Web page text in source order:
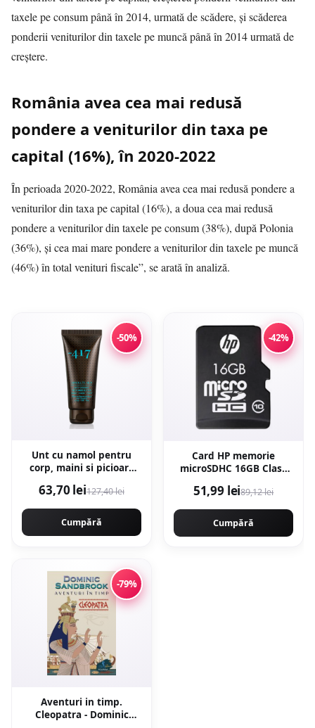
taxele pe consum până în 2014, urmată de scădere, şi scăderea
ponderii veniturilor din taxele pe muncă până în 2014 urmată de
creştere.
România avea cea mai redusă
pondere a veniturilor din taxa pe
capital (16%), în 2020-2022
În perioada 2020-2022, România avea cea mai redusă pondere a
veniturilor din taxa pe capital (16%), a doua cea mai redusă
pondere a veniturilor din taxele pe consum (38%), după Polonia
(36%), şi cea mai mare pondere a veniturilor din taxele pe muncă
(46%) în total venituri fiscale”, se arată în analiză.
-50%
Unt cu namol pentru
corp, maini si picioare
Minus 417
63,70 lei127,40 lei
Cumpără
-42%
Card HP memorie
microSDHC 16GB Class
51,99 lei89,12 lei
Cumpără
-79%
Aventuri in timp.
Cleopatra - Dominic